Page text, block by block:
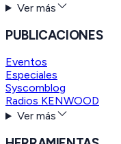
Ver más
PUBLICACIONES
Eventos
Especiales
Syscomblog
Radios KENWOOD
Ver más